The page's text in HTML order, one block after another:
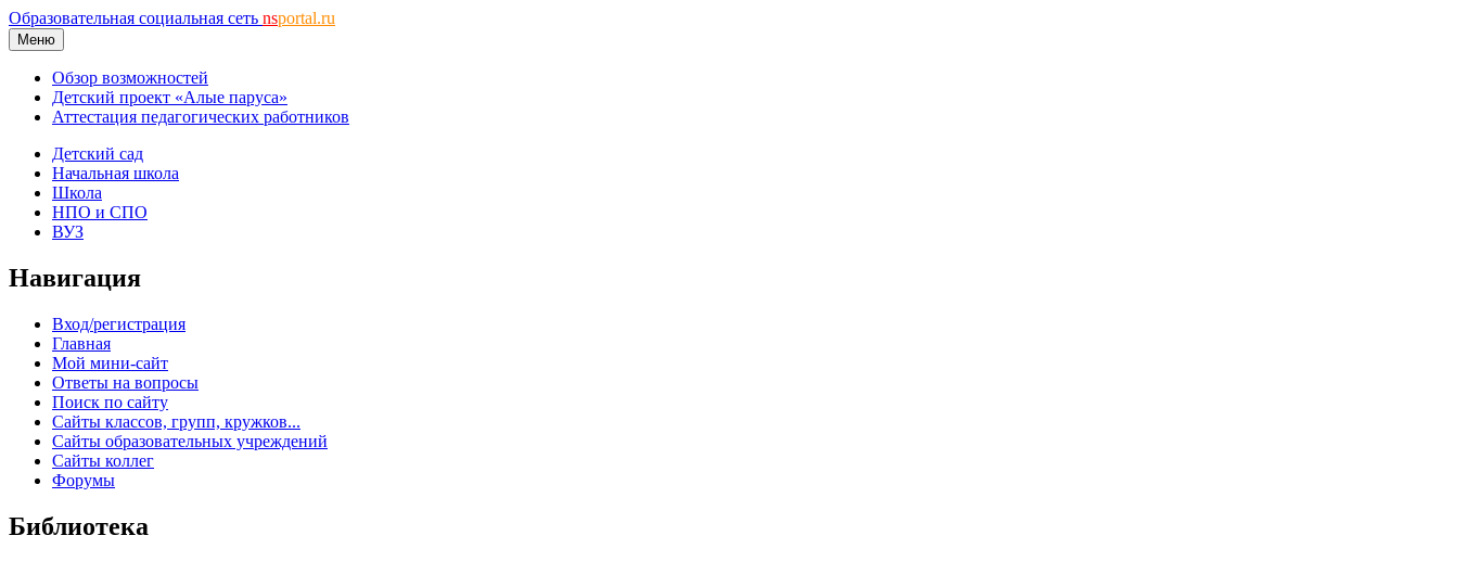
Образовательная социальная сеть nsportal.ru
Меню
Обзор возможностей
Детский проект «Алые паруса»
Аттестация педагогических работников
Детский сад
Начальная школа
Школа
НПО и СПО
ВУЗ
Навигация
Вход/регистрация
Главная
Мой мини-сайт
Ответы на вопросы
Поиск по сайту
Сайты классов, групп, кружков...
Сайты образовательных учреждений
Сайты коллег
Форумы
Библиотека